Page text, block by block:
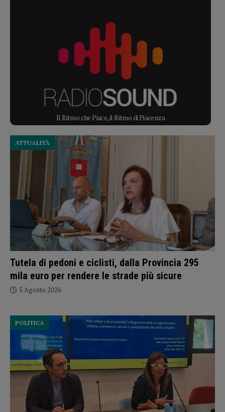
Il Ritmo che Piace, il Ritmo di Piacenza
Tutela di pedoni e ciclisti, dalla Provincia 295
mila euro per rendere le strade più sicure
ATTUALITÀ
5 Agosto 2026
POLITICA